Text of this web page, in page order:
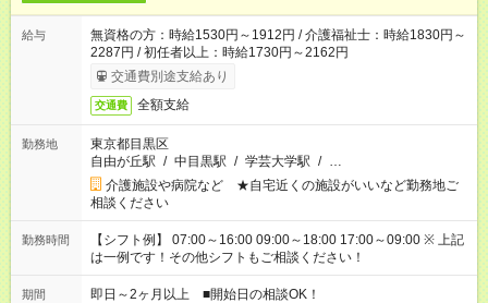
給与
無資格の方：時給1530円～1912円 / 介護福祉士：時給1830円～
2287円 / 初任者以上：時給1730円～2162円
交通費別途支給あり
交通費 全額支給
勤務地
東京都目黒区
自由が丘駅 / 中目黒駅 / 学芸大学駅 / …
介護施設や病院など ★自宅近くの施設がいいなど勤務地ご
相談ください
勤務時間
【シフト例】 07:00～16:00 09:00～18:00 17:00～09:00 ※ 上記
は一例です！その他シフトもご相談ください！
期間 即日～2ヶ月以上 ■開始日の相談OK！